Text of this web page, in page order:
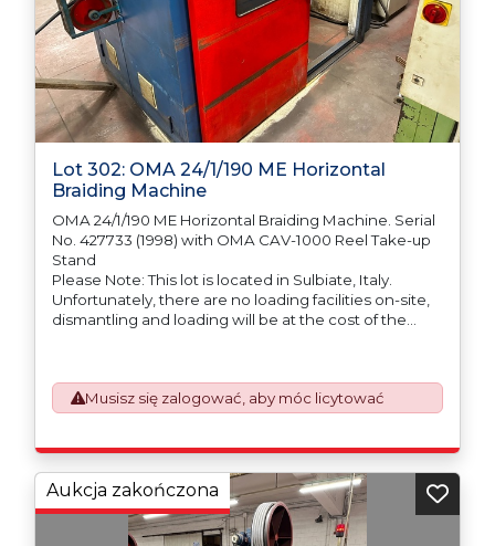
Lot 302: OMA 24/1/190 ME Horizontal
Braiding Machine
OMA 24/1/190 ME Horizontal Braiding Machine. Serial
No. 427733 (1998) with OMA CAV-1000 Reel Take-up
Stand
Please Note: This lot is located in Sulbiate, Italy.
Unfortunately, there are no loading facilities on-site,
dismantling and loading will be at the cost of the
Musisz się zalogować, aby móc licytować
Aukcja zakończona